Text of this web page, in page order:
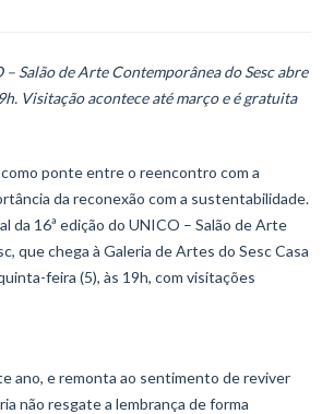
Salão de Arte Contemporânea do Sesc abre
Visitação acontece até março e é gratuita
ponte entre o reencontro com a
da reconexão com a sustentabilidade.
da 16ª edição do UNICO – Salão de Arte
que chega à Galeria de Artes do Sesc Casa
feira (5), às 19h, com visitações
ano, e remonta ao sentimento de reviver
não resgate a lembrança de forma